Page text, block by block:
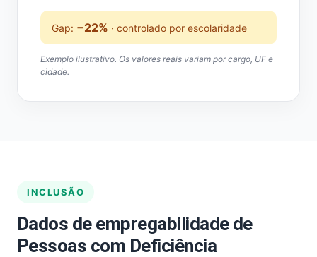
Gap: −22% · controlado por escolaridade
Exemplo ilustrativo. Os valores reais variam por cargo, UF e
cidade.
INCLUSÃO
Dados de empregabilidade de
Pessoas com Deficiência